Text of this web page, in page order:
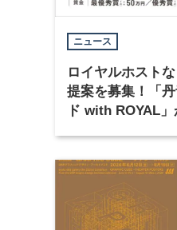
ニュース
ロイヤルホスト
提案を募集！「
ド with ROYAL